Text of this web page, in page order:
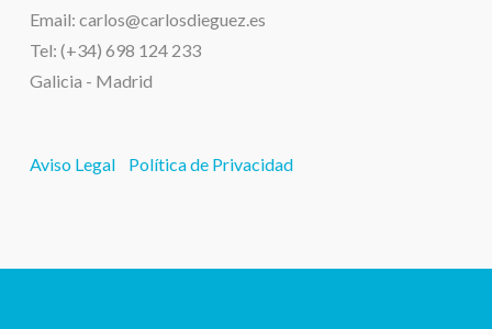
Email: carlos@carlosdieguez.es
Tel: (+34) 698 124 233
Galicia - Madrid
Aviso Legal Política de Privacidad